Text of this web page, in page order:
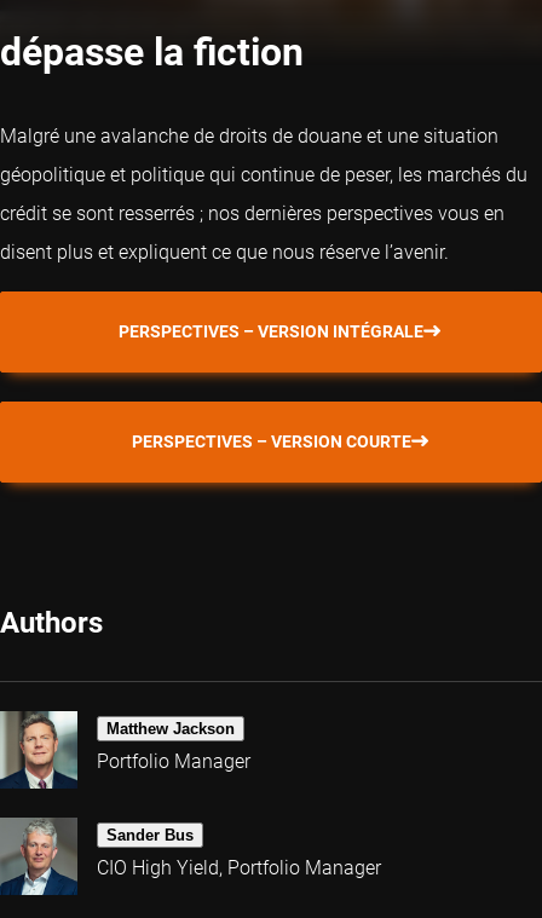
dépasse la fiction
Malgré une avalanche de droits de douane et une situation
géopolitique et politique qui continue de peser, les marchés du
crédit se sont resserrés ; nos dernières perspectives vous en
disent plus et expliquent ce que nous réserve l’avenir.
PERSPECTIVES – VERSION INTÉGRALE
PERSPECTIVES – VERSION COURTE
Authors
Matthew Jackson
Portfolio Manager
Sander Bus
CIO High Yield, Portfolio Manager